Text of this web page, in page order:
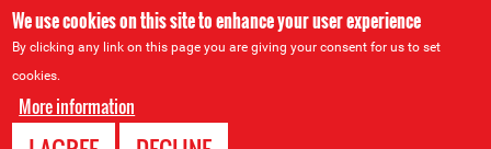
We use cookies on this site to enhance your user experience
By clicking any link on this page you are giving your consent for us to set
cookies.
More information